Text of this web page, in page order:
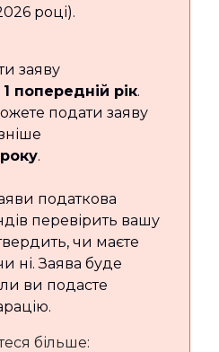
році).
заяву
1 попередній рік.
подати заяву
.
податкова
перевірить вашу
чи маєте
ні. Заява буде
ви подасте
більше: